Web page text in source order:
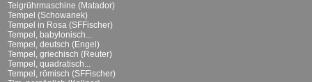
Teigrührmaschine (Matador)
Tempel (Schowanek)
Tempel in Rosa (SFFischer)
Tempel, babylonisch...
Tempel, deutsch (Engel)
Tempel, griechisch (Reuter)
Tempel, quadratisch...
Tempel, römisch (SFFischer)